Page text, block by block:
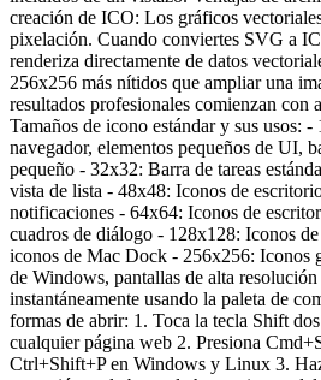
creación de ICO: Los gráficos
pixelación. Cuando conviertes SVG a
renderiza directamente de datos
256x256 más nítidos que ampliar una
resultados profesionales comienzan con
Tamaños de icono estándar y sus usos: -
navegador, elementos pequeños de UI,
pequeño - 32x32: Barra de tareas
vista de lista - 48x48: Iconos de
notificaciones - 64x64: Iconos de
cuadros de diálogo - 128x128: Iconos
iconos de Mac Dock - 256x256: Iconos
de Windows, pantallas de alta
instantáneamente usando la paleta de
formas de abrir: 1. Toca la tecla Shift
cualquier página web 2. Presiona
Ctrl+Shift+P en Windows y Linux 3.